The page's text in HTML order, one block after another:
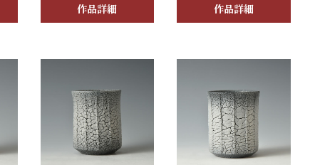
作品詳細
作品詳細